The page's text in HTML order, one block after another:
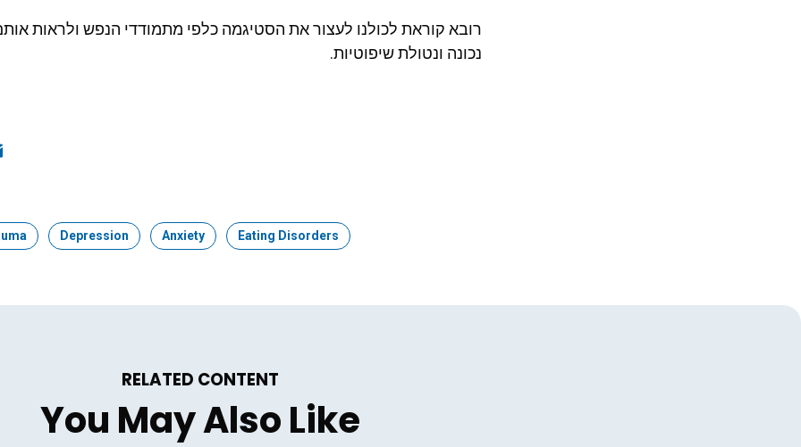
רובא קוראת לכולנו לעצור את הסטיגמה כלפי מתמודדי הנפש ולראות
נכונה ונטולת שיפוטיות.
Topic:
Depression Topic:
Anxiety Topic:
Eating Disorders
RELATED CONTENT
You May Also Like